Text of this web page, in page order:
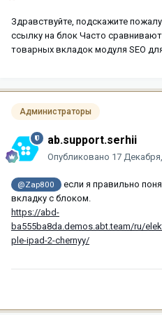
Здравствуйте, подскажите
ссылку на блок Часто
товарных вкладок модуля SEO
Администраторы
ab.support.serhii
Опубликовано 17
@Zap800
если я правильно
вкладку с блоком.
https://abd-
ba555ba8da.demos.abt.team/ru/
ple-ipad-2-chernyy/